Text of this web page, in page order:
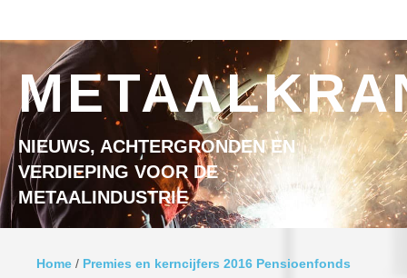
NIEUWS, ACHTERGRONDEN EN
VERDIEPING VOOR DE
METAALINDUSTRIE
Home / Premies en kerncijfers 2016 Pensioenfonds